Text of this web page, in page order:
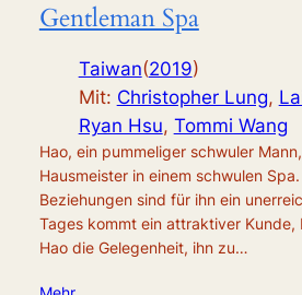
Gentleman Spa
Taiwan(2019)
Mit: Christopher Lung,
Ryan Hsu, Tommi Wang
Hao, ein pummeliger schwuler
Hausmeister in einem schwulen
Beziehungen sind für ihn ein
Tages kommt ein attraktiver Kunde,
Hao die Gelegenheit, ihn zu…